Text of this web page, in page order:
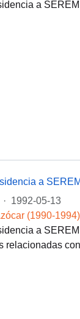
a
a
· 1992-05-13
(1990-1994)
a
relacionadas